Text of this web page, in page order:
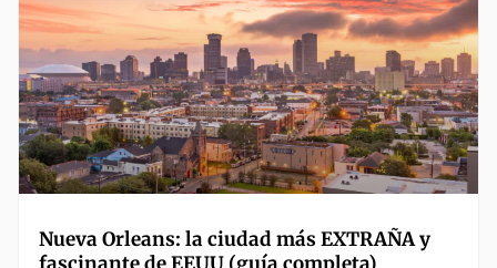
Nueva Orleans: la ciudad más EXTRAÑA y